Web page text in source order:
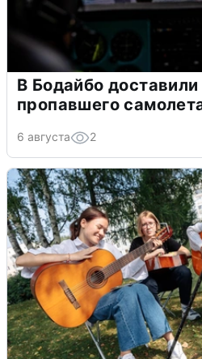
В Бодайбо
пропавшего
6 августа 2